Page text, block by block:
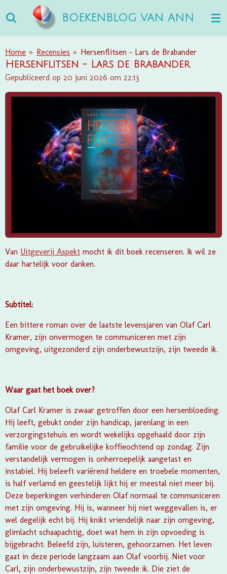
direct
naar
de
hoofdinhoud
BOEKENBLOG VAN ANN
Home » Recensies » Hersenflitsen - Lars de Brabander
Hersenflitsen - Lars de Brabander
Gepubliceerd op 20 juni 2026 om 22:13
Van Uitgeverij Aspekt mocht ik dit boek recenseren. Ik wil ze
daar hartelijk voor danken.
Subtitel:
Een bittere roman over de laatste levensjaren van Olaf Carl
Kramer, zijn onvermogen te communiceren met zijn
omgeving, uitgezonderd zijn onderbewustzijn, zijn tweede ik.
Waar gaat het boek over?
Olaf Carl Kramer is zwaar getroffen door een hersenbloeding.
Hij leeft, gebukt onder zijn handicap, jarenlang in een
verzorgingstehuis en wordt wekelijks opgehaald door zijn
familie voor de gebruikelijke koffieochtend op zondag. Zijn
verstandelijk vermogen is onherroepelijk aangetast en
instabiel. Hij beleeft variërend heldere en troebele momenten,
is half verlamd en geestelijk lijkt hij er meestal niet meer bij.
Deze beperkingen verhinderen Olaf normaal te communiceren
met zijn omgeving. Hij is, wanneer hij niet weggevallen is, er
wel degelijk echt bij. Hij knikt vriendelijk naar zijn omgeving,
glimlacht schaapachtig, doet wat hem in zijn opvoeding is
bijgebracht: Beleefd zijn, luisteren, gehoorzamen. Het leven
gaat in deze periode langzaam aan Olaf voorbij. Niet voor
Carl, zijn onderbewustzijn, zijn tweede ik. Die ziet de